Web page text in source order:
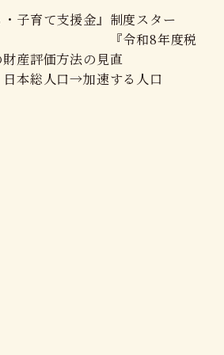
て支援金』制度スター
和8年度税
産評価方法の見直
→加速する人口